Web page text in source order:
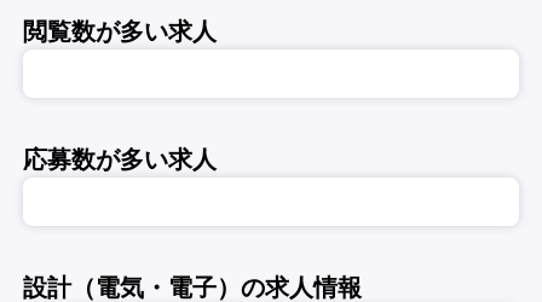
閲覧数が多い求人
応募数が多い求人
設計（電気・電子）の求人情報